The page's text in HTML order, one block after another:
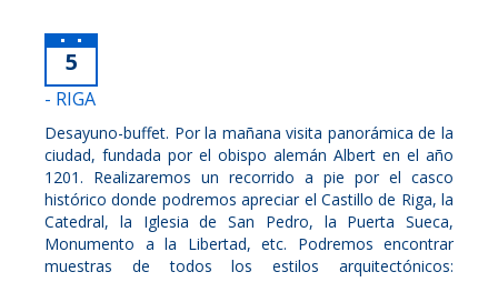
5
- RIGA
Desayuno-buffet. Por la mañana visita panorámica de la
ciudad, fundada por el obispo alemán Albert en el año
1201. Realizaremos un recorrido a pie por el casco
histórico donde podremos apreciar el Castillo de Riga, la
Catedral, la Iglesia de San Pedro, la Puerta Sueca,
Monumento a la Libertad, etc. Podremos encontrar
muestras de todos los estilos arquitectónicos: